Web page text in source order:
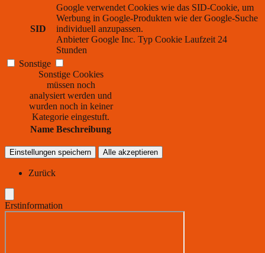
SID
Google verwendet Cookies wie das SID-Cookie, um
Werbung in Google-Produkten wie der Google-Suche
individuell anzupassen.
Anbieter Google Inc. Typ Cookie Laufzeit 24
Stunden
Sonstige
Sonstige Cookies
müssen noch
analysiert werden und
wurden noch in keiner
Kategorie eingestuft.
Name Beschreibung
Einstellungen speichern Alle akzeptieren
Zurück
Erstinformation